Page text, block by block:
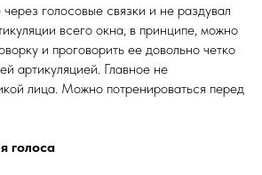
голосовые связки и не раздувал
всего окна, в принципе, можно
и проговорить ее довольно четко
артикуляцией. Главное не
лица. Можно потренироваться перед
голоса